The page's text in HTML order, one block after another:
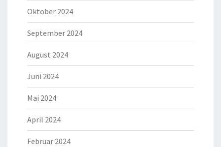
Oktober 2024
September 2024
August 2024
Juni 2024
Mai 2024
April 2024
Februar 2024